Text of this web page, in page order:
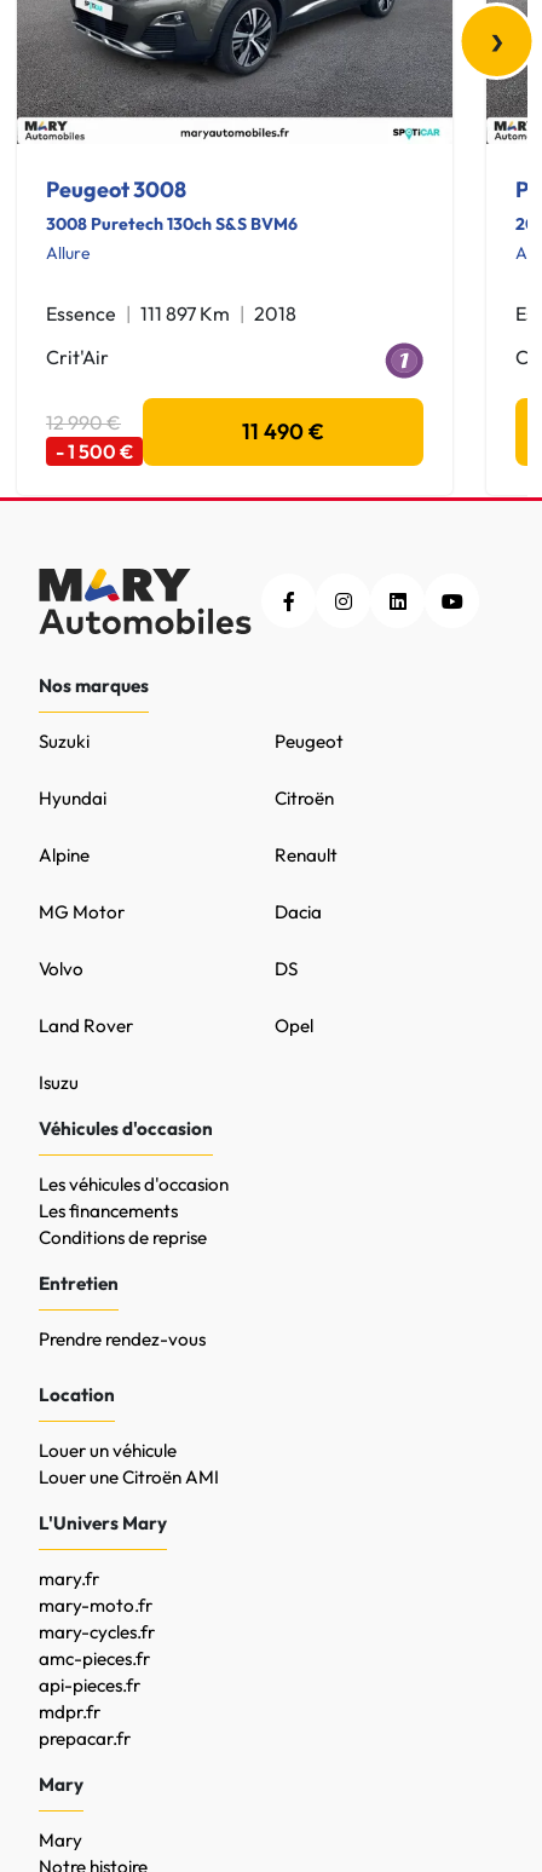
Peugeot 3008
3008 Puretech 130ch S&S BVM6
Allure
Essence 111 897 Km
2018
Crit'Air
12 990 €
- 1 500 €
11 490 €
›
Nos marques
Peugeot
DS
MG Motor
Citroën
Opel
Volvo
Renault
Hyundai
Land Rover
Dacia
Alpine
Isuzu
Suzuki
Véhicules d'occasion
Les véhicules d'occasion
Les financements
Conditions de reprise
Entretien
Prendre rendez-vous
Location
Louer un véhicule
Louer une Citroën AMI
L'Univers Mary
mary.fr
mary-moto.fr
mary-cycles.fr
amc-pieces.fr
api-pieces.fr
mdpr.fr
prepacar.fr
Mary
Mary
Notre histoire